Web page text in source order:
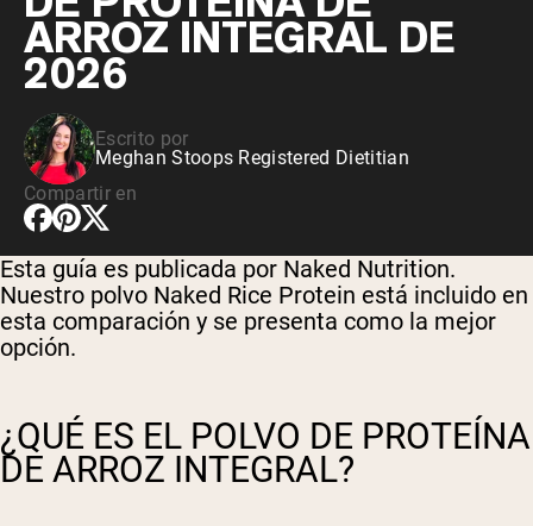
ARROZ INTEGRAL DE
2026
Escrito por
Meghan Stoops Registered Dietitian
Compartir en
Esta guía es publicada por Naked Nutrition.
Nuestro polvo Naked Rice Protein está incluido en
esta comparación y se presenta como la mejor
opción.
¿QUÉ ES EL POLVO DE PROTEÍNA
DE ARROZ INTEGRAL?